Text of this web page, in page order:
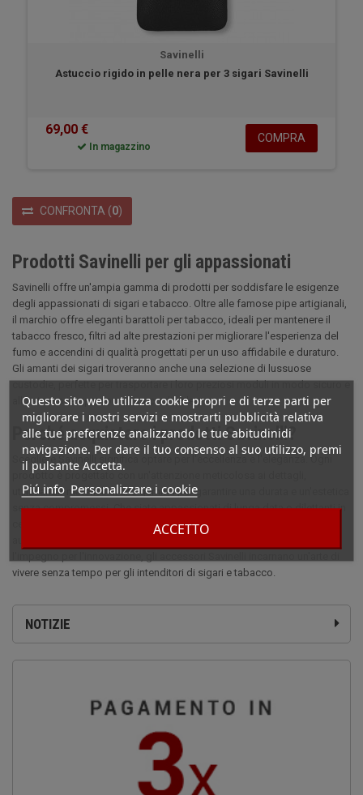
Questo sito web utilizza cookie propri e di terze parti per
migliorare i nostri servizi e mostrarti pubblicità relativa
alle tue preferenze analizzando le tue abitudinidi
navigazione. Per dare il tuo consenso al suo utilizzo, premi
il pulsante Accetta.
Piú info Personalizzare i cookie
ACCETTO
NOTIZIE
Savinelli
Astuccio rigido in pelle nera per 3 sigari Savinelli
69,00 €
In magazzino
COMPRA
CONFRONTA (0)
Prodotti Savinelli per gli appassionati
Savinelli offre un'ampia gamma di prodotti per soddisfare le esigenze
degli appassionati di sigari e tabacco. Oltre alle famose pipe artigianali,
il marchio offre eleganti barattoli per tabacco, ideali per mantenere il
tabacco fresco, filtri ad alte prestazioni per migliorare l'esperienza del
fumo e accendini di qualità progettati per un uso affidabile e duraturo.
Gli amanti dei sigari troveranno anche una selezione di lussuose
custodie, perfette per trasportare i loro preziosi moduli in modo sicuro e
allo stesso tempo con un tocco di stile.
Perché acquistare i prodotti Savinelli?
Scegliere Savinelli significa optare per l'eccellenza e l'eleganza. Ogni
prodotto è progettato con un'attenzione meticolosa ai dettagli,
utilizzando materiali di alta gamma per garantire una durata e un'estetica
senza compromessi. Che siate appassionati di lunga data o dilettanti in
cerca di qualità, i prodotti Savinelli portano un tocco di raffinatezza e
vivere senza tempo per gli intenditori di sigari e tabacco.